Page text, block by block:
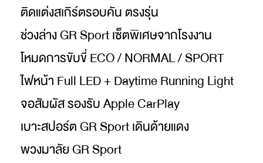
ติดแต่งสเกิร์ตรอบคัน ตรงรุ่น
ช่วงล่าง GR Sport เซ็ตพิเศษจากโรงงาน
โหมดการขับขี่ ECO / NORMAL / SPORT
ไฟหน้า Full LED + Daytime Running Light
จอสัมผัส รองรับ Apple CarPlay
เบาะสปอร์ต GR Sport เดินด้ายแดง
พวงมาลัย GR Sport